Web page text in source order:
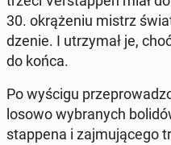
30. okrą­że­niu mistrz
dze­nie. I utrzy­mał je,
do końca.
Po wyścigu
losowo wy­bra­nych
stap­pe­na i zaj­mu­ją­ce­go